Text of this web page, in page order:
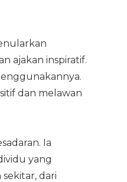
ajakan inspiratif.
dan melawan
Ia
yang
dari